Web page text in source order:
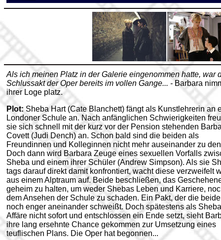
Als ich meinen Platz in der Galerie eingenommen hatte, war
Schlussakt der Oper bereits im vollen Gange... - Barbara
ihrer Loge platz.
Plot: Sheba Hart (Cate Blanchett) fängt als Kunstlehrerin an
Londoner Schule an. Nach anfänglichen Schwierigkeiten
sie sich schnell mit der kurz vor der Pension stehenden
Covett (Judi Dench) an. Schon bald sind die beiden als
Freundinnen und Kolleginnen nicht mehr auseinander zu
Doch dann wird Barbara Zeuge eines sexuellen Vorfalls
Sheba und einem ihrer Schüler (Andrew Simpson). Als sie
tags darauf direkt damit konfrontiert, wacht diese verzweifelt
aus einem Alptraum auf. Beide beschließen, das
geheim zu halten, um weder Shebas Leben und Karriere,
dem Ansehen der Schule zu schaden. Ein Pakt, der die
noch enger aneinander schweißt. Doch spätestens als
Affäre nicht sofort und entschlossen ein Ende setzt, sieht
ihre lang ersehnte Chance gekommen zur Umsetzung eines
teuflischen Plans. Die Oper hat begonnen...